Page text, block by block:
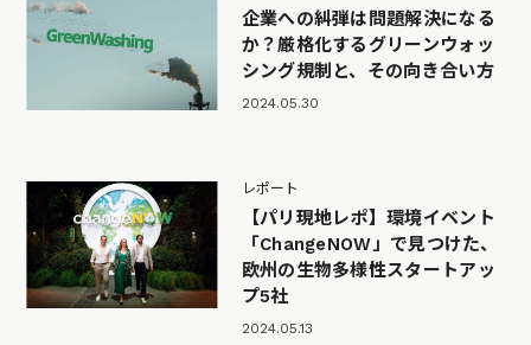
企業への糾弾は問題解決になる
か？厳格化するグリーンウォッ
シング規制と、その向き合い方
2024.05.30
レポート
【パリ現地レポ】環境イベント
「ChangeNOW」で見つけた、
欧州の生物多様性スタートアッ
プ5社
2024.05.13